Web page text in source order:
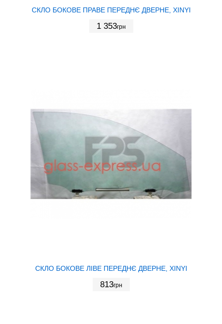
СКЛО БОКОВЕ ПРАВЕ ПЕРЕДНЄ ДВЕРНЕ, XINYI
1 353грн
СКЛО БОКОВЕ ЛІВЕ ПЕРЕДНЄ ДВЕРНЕ, XINYI
813грн